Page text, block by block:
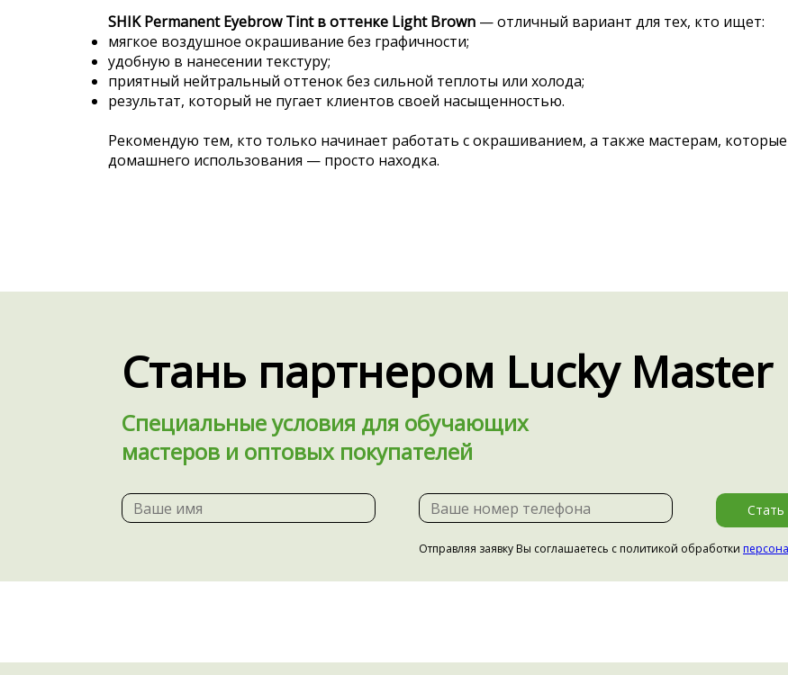
SHIK Permanent Eyebrow Tint в оттенке Light Brown — отличный вариант для тех, кто ищет:
мягкое воздушное окрашивание без графичности;
удобную в нанесении текстуру;
приятный нейтральный оттенок без сильной теплоты или холода;
результат, который не пугает клиентов своей насыщенностью.
Рекомендую тем, кто только начинает работать с окрашиванием, а также мастерам,
домашнего использования — просто находка.
Стань партнером Lucky Master
Специальные условия для обучающих
мастеров и оптовых покупателей
Стать
Отправляя заявку Вы соглашаетесь с политикой обработки